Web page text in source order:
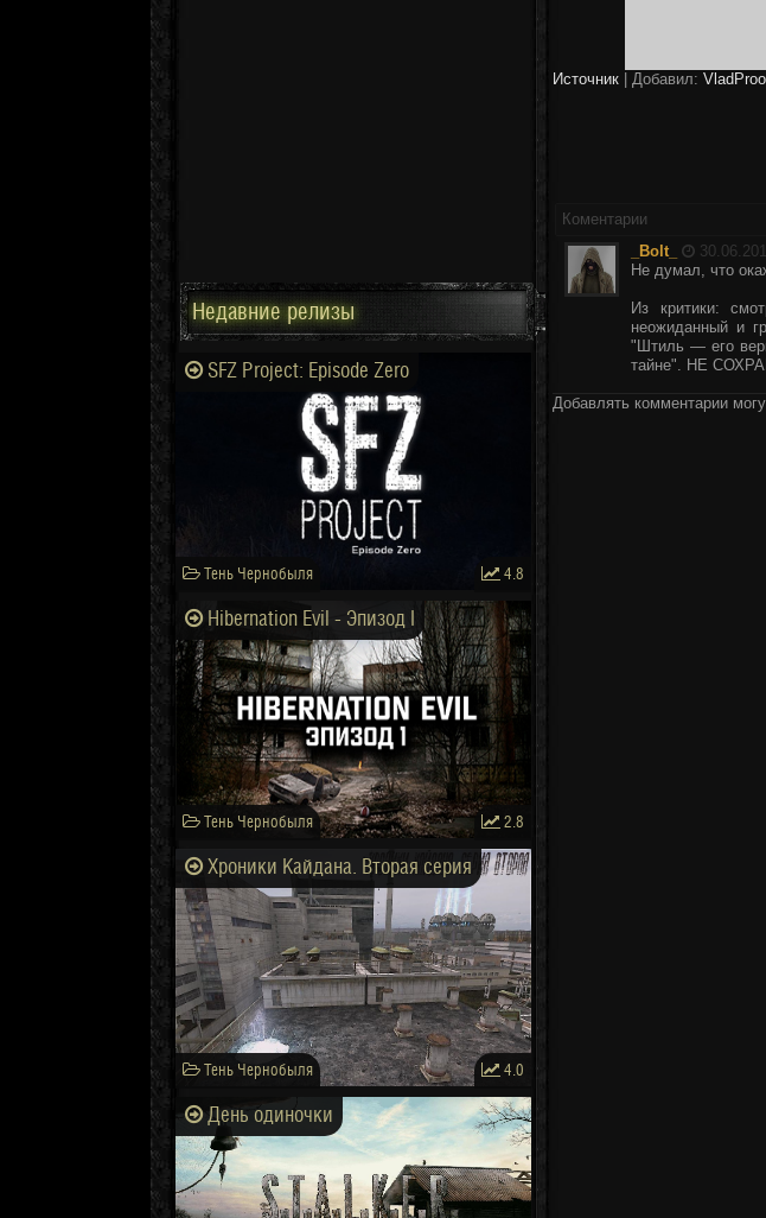
Источник Добавил:
Коментарии
_Bolt_
Не думал, что
Из критики:
неожиданный и
"Штиль — его
тайне". НЕ
Добавлять комментарии
Недавние релизы
SFZ Project: Episode Zero
Тень Чернобыля 4.8
Hibernation Evil - Эпизод I
Тень Чернобыля 2.8
Хроники Кайдана. Вторая серия
Тень Чернобыля 4.0
День одиночки